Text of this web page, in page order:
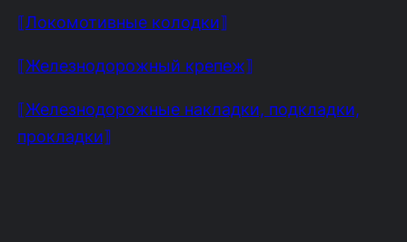
⟦Локомотивные колодки⟧
⟦Железнодорожный крепеж⟧
⟦Железнодорожные накладки, подкладки,
прокладки⟧